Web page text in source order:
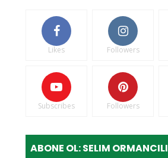
Likes Followers
Subscribes Followers
ABONE OL: SELIM